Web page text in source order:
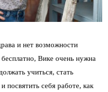
и нет возможности
Вике очень нужна
учиться, стать
себя работе, как